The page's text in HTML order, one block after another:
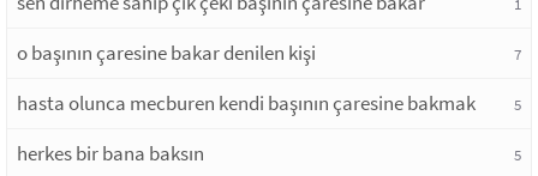
o başının çaresine bakar denilen kişi 7
hasta olunca mecburen kendi başının çaresine bakmak 5
herkes bir bana baksın 5